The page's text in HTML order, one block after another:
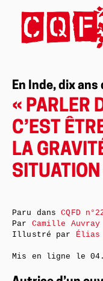
En Inde, dix
« PARLER
C’EST
LA
Paru dansCQFD
Par Camille Auvray
Illustré par Élias
Mis en ligne le